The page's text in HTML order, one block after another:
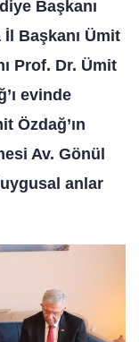
Başkanı
Başkanı Ümit
Prof. Dr. Ümit
evinde
Özdağ’ın
Av. Gönül
anlar